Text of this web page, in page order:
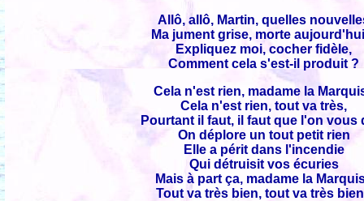
Allô, allô, Martin, quelles
Ma jument grise, morte
Expliquez moi, cocher fidèle,
Comment cela s'est-il produit ?
Cela n'est rien, madame la
Cela n'est rien, tout va très,
Pourtant il faut, il faut que l'on vous
On déplore un tout petit rien
Elle a périt dans l'incendie
Qui détruisit vos écuries
Mais à part ça, madame la
Tout va très bien, tout va très